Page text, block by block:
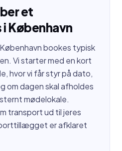
et
i København
København bookes typisk
Vi starter med en kort
hvor vi får styr på dato,
om dagen skal afholdes
mødelokale.
transport ud til jeres
er afklaret